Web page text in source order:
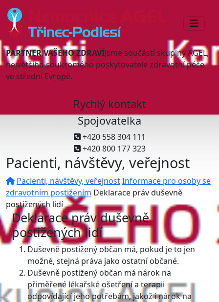
PARTNER VAŠEHO ZDRAVÍJsme součástí skupiny AGEL,
největšího soukromého poskytovatele zdravotní péče
ve střední Evropě.
Rychlý kontakt
Spojovatelka
+420 558 304 111
+420 800 177 323
Pacienti, návštěvy, veřejnost
Pacienti, návštěvy, veřejnostInformace pro osoby se
zdravotním postižením Deklarace práv duševně
postižených lidí
Deklarace práv duševně
postižených lidí
Duševně postižený občan má, pokud je to jen
možné, stejná práva jako ostatní občané.
Duševně postižený občan má nárok na
přiměřené lékařské ošetření a terapii
odpovídající jeho potřebám, jakož i nárok na